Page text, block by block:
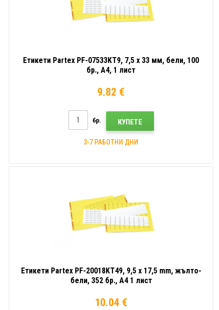
Етикети Partex PF-07533KT9, 7,5 x 33 мм, бели, 100
бр., A4, 1 лист
9.82 €
бр. КУПЕТЕ
3-7 РАБОТНИ ДНИ
Етикети Partex PF-20018KT49, 9,5 x 17,5 mm, жълто-
бели, 352 бр., A4 1 лист
10.04 €